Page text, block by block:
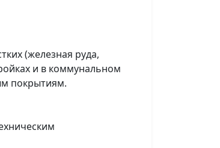
(железная руда,
и в коммунальном
покрытиям.